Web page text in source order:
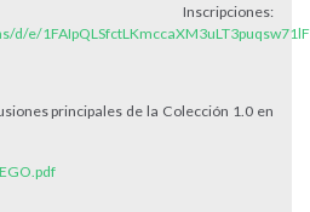
Inscripciones:
d/e/
principales de la Colección 1.0 en